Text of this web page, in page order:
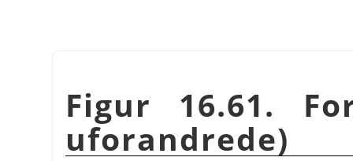
Figur 16.61.
uforandrede)